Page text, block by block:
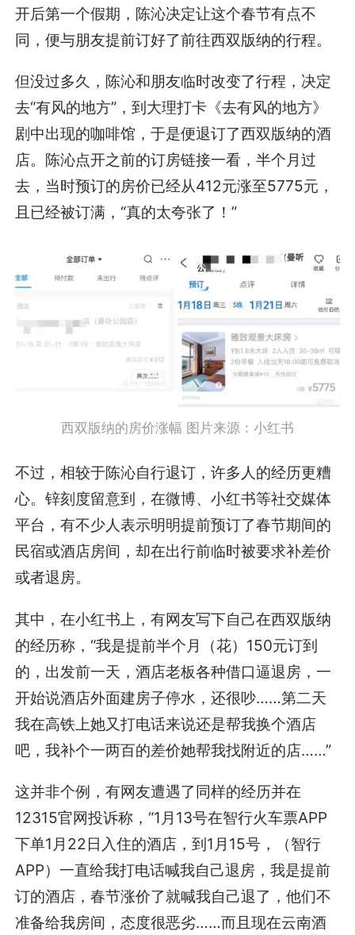
开后第一个假期，陈沁决定让这个春节有点不
同，便与朋友提前订好了前往西双版纳的行程。
但没过多久，陈沁和朋友临时改变了行程，决定
去“有风的地方”，到大理打卡《去有风的地方》
剧中出现的咖啡馆，于是便退订了西双版纳的酒
店。陈沁点开之前的订房链接一看，半个月过
去，当时预订的房价已经从412元涨至5775元，
且已经被订满，“真的太夸张了！”
西双版纳的房价涨幅 图片来源：小红书
不过，相较于陈沁自行退订，许多人的经历更糟
心。锌刻度留意到，在微博、小红书等社交媒体
平台，有不少人表示明明提前预订了春节期间的
民宿或酒店房间，却在出行前临时被要求补差价
或者退房。
其中，在小红书上，有网友写下自己在西双版纳
的经历称，“我是提前半个月（花）150元订到
的，出发前一天，酒店老板各种借口逼退房，一
开始说酒店外面建房子停水，还很吵……第二天
我在高铁上她又打电话来说还是帮我换个酒店
吧，我补个一两百的差价她帮我找附近的店……”
这并非个例，有网友遭遇了同样的经历并在
12315官网投诉称，“1月13号在智行火车票APP
下单1月22日入住的酒店，到1月15号，（智行
APP）一直给我打电话喊我自己退房，我是提前
订的酒店，春节涨价了就喊我自己退了，他们不
准备给我房间，态度很恶劣……而且现在云南酒